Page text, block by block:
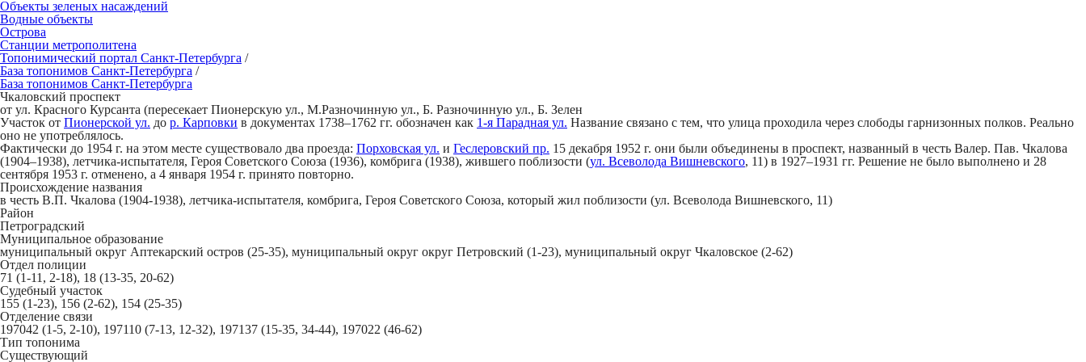
Объекты зеленых насаждений
Водные объекты
Острова
Станции метрополитена
Топонимический портал Санкт-Петербурга /
База топонимов Санкт-Петербурга /
База топонимов Санкт-Петербурга
Чкаловский проспект
от ул. Красного Курсанта (пересекает Пионерскую ул., М.Разночинную ул., Б. Разночинную ул., Б. Зелен
Участок от Пионерской ул. до р. Карповки в документах 1738–1762 гг. обозначен как 1-я Парадная ул. Название связано с тем, что улица проходила через слободы гарнизонных полков. Реально
оно не употреблялось.
Фактически до 1954 г. на этом месте существовало два проезда: Порховская ул. и Геслеровский пр. 15 декабря 1952 г. они были объединены в проспект, названный в честь Валер. Пав. Чкалова
(1904–1938), летчика-испытателя, Героя Советского Союза (1936), комбрига (1938), жившего поблизости (ул. Всеволода Вишневского, 11) в 1927–1931 гг. Решение не было выполнено и 28
сентября 1953 г. отменено, а 4 января 1954 г. принято повторно.
Происхождение названия
в честь В.П. Чкалова (1904-1938), летчика-испытателя, комбрига, Героя Советского Союза, который жил поблизости (ул. Всеволода Вишневского, 11)
Район
Петроградский
Муниципальное образование
муниципальный округ Аптекарский остров (25-35), муниципальный округ округ Петровский (1-23), муниципальный округ Чкаловское (2-62)
Отдел полиции
71 (1-11, 2-18), 18 (13-35, 20-62)
Судебный участок
155 (1-23), 156 (2-62), 154 (25-35)
Отделение связи
197042 (1-5, 2-10), 197110 (7-13, 12-32), 197137 (15-35, 34-44), 197022 (46-62)
Тип топонима
Существующий